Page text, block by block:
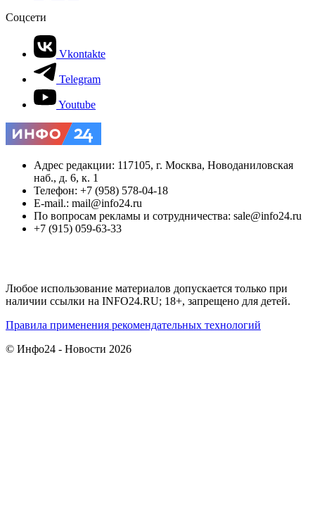
Соцсети
Vkontakte
Telegram
Youtube
Адрес редакции: 117105, г. Москва, Новоданиловская
наб., д. 6, к. 1
Телефон: +7 (958) 578-04-18
E-mail.: mail@info24.ru
По вопросам рекламы и сотрудничества: sale@info24.ru
+7 (915) 059-63-33
Любое использование материалов допускается только при
наличии ссылки на INFO24.RU; 18+, запрещено для детей.
Правила применения рекомендательных технологий
© Инфо24 - Новости 2026